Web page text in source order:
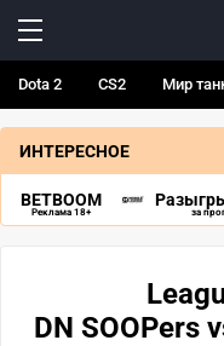
Dota 2 CS2 Мир
ИНТЕРЕСНОЕ
BETBOOM
Реклама 18+ за
DN SOOPers